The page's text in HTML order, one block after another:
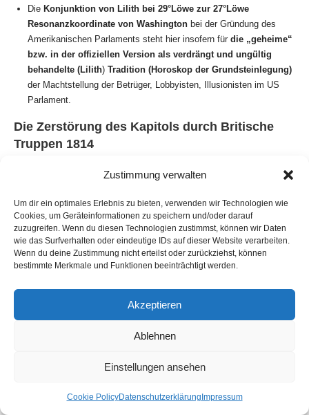
Zustimmung verwalten
Um dir ein optimales Erlebnis zu bieten, verwenden wir Technologien wie
Cookies, um Geräteinformationen zu speichern und/oder darauf
zuzugreifen. Wenn du diesen Technologien zustimmst, können wir Daten
wie das Surfverhalten oder eindeutige IDs auf dieser Website verarbeiten.
Wenn du deine Zustimmung nicht erteilst oder zurückziehst, können
bestimmte Merkmale und Funktionen beeinträchtigt werden.
Akzeptieren
Ablehnen
Einstellungen ansehen
Cookie PolicyDatenschutzerklärung Impressum
Die Konjunktion von Lilith bei 29°Löwe zur 27°Löwe
Resonanzkoordinate von Washington bei der Gründung des
Amerikanischen Parlaments steht hier insofern für die „geheime“
bzw. in der offiziellen Version als verdrängt und ungültig
behandelte (Lilith) Tradition (Horoskop der Grundsteinlegung)
der Machtstellung der Betrüger, Lobbyisten, Illusionisten im US
Parlament.
Die Zerstörung des Kapitols durch Britische
Truppen 1814
Kapitols. Mit Wasserfarbe kolorierte Zeichnung von George
Munger
Während des Britisch-Amerikanischen Kriegs 1812-14 zündeten
Britische Truppen am24. August 1814das Gebäude an und ließen es
Horoskop für die Zerstörung des Kapitols durch britische
Truppen am 24. August 1814 berechnet für 12:00 mittags
exaktem Quadrat zur 27°Löwe Resonanzkoordinate der US